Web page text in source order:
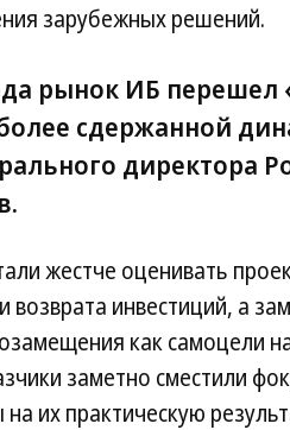
зарубежных решений.
рынок ИБ перешел
сдержанной
директора
жестче оценивать
возврата инвестиций, а
как самоцели
заметно сместили
их практическую